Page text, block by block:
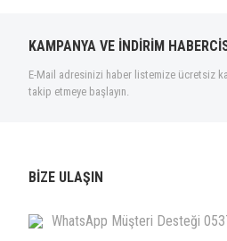
KAMPANYA VE İNDİRİM
E-Mail adresinizi haber listemize ücretsiz
takip etmeye başlayın.
BİZE ULAŞIN
WhatsApp Müşteri Desteği